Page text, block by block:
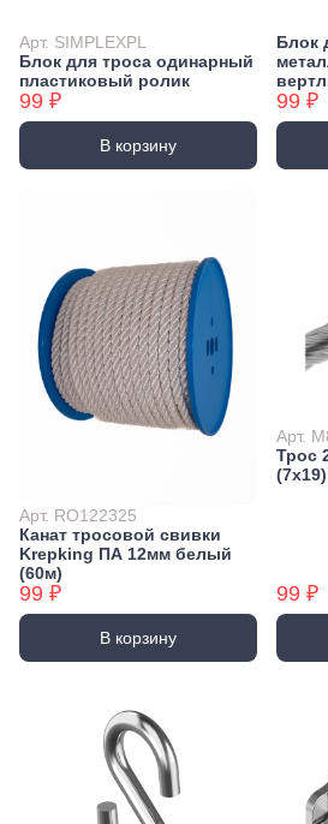
Арт. SIMPLEXPL
Блок для троса одинарный
пластиковый ролик
99 ₽
В корзину
Блок
99 ₽
Арт. RO122325
Канат тросовой свивки
Krepking ПА 12мм белый
(60м)
99 ₽
В корзину
Арт.
Трос
99 ₽